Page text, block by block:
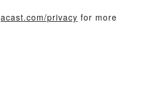
acast.com/privacy for more